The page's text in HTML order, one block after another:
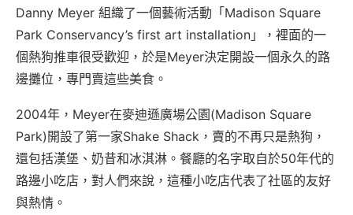
Danny Meyer 組織了一個藝術活動「Madison Square
Park Conservancy’s first art installation」，裡面的一
個熱狗推車很受歡迎，於是Meyer決定開設一個永久的路
邊攤位，專門賣這些美食。
2004年，Meyer在麥迪遜廣場公園(Madison Square
Park)開設了第一家Shake Shack，賣的不再只是熱狗，
還包括漢堡、奶昔和冰淇淋。餐廳的名字取自於50年代的
路邊小吃店，對人們來說，這種小吃店代表了社區的友好
與熱情。